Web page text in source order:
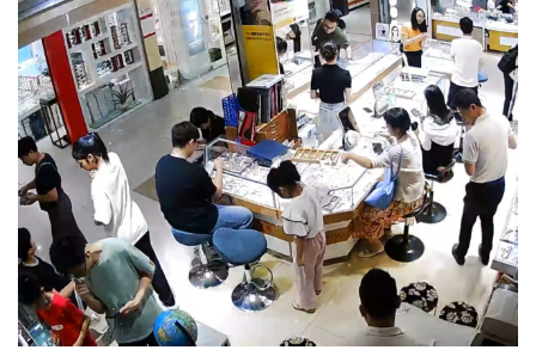
优惠活动
特价门票
其他活动